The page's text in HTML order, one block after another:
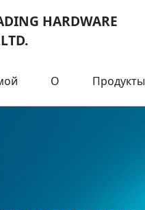
HARDWARE
О Продукты